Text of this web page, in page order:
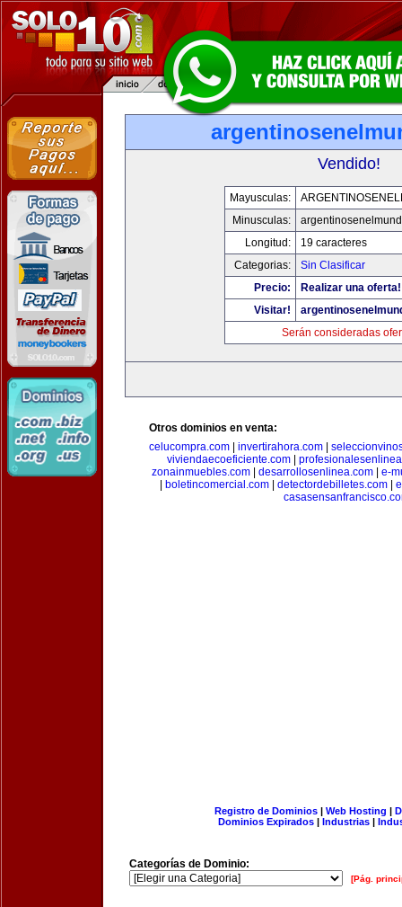
Vendido!
Mayusculas:
Minusculas:
Longitud:
19 caracteres
Categorias:
Sin Clasificar
Precio:
Realizar una oferta!
Visitar!
Serán consideradas
Otros dominios en venta:
celucompra.com
invertirahora.com
viviendaecoeficiente.com|
zonainmuebles.com| desarrollosenlinea.com| e-
boletincomercial.com detectordebilletes.com
Registro de Dominios| Web Hosting |
Dominios Expirados | Industrias |
Categorías de Dominio:
[Pág.